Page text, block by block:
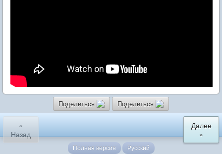
Поделиться Поделиться
«
Назад
Далее
»
Полная версия Русский